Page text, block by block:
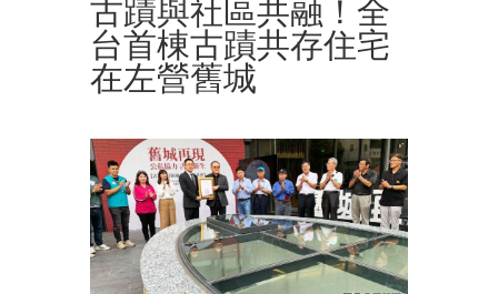
古蹟與社區共融！全
台首棟古蹟共存住宅
在左營舊城